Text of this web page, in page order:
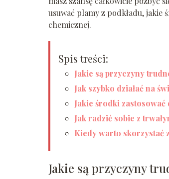
usuwać plamy z podkładu,
chemicznej.
Spis treści:
Jakie są przyczyny
Jak szybko działać na
Jakie środki zastosować
Jak radzić sobie z
Kiedy warto skorzystać
Jakie są przyczyny